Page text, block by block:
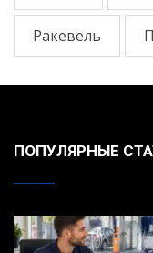
Ракевель
ПОПУЛЯРНЫЕ